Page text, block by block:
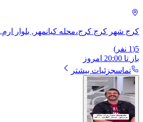
کرج شهر کرج کرج،محله کیانمهر, بلوار ارم, ۱۲ متری نرگس شرقی
5
(
1 نفر)
باز تا 20:00 امروز
تماسجزئیات بیشتر